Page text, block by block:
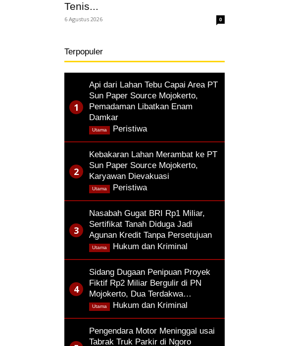
Tenis...
6 Agustus 2026 0
Terpopuler
Api dari Lahan Tebu Capai Area PT
Sun Paper Source Mojokerto,
Pemadaman Libatkan Enam
Damkar
Peristiwa,
Utama
Kebakaran Lahan Merambat ke PT
Sun Paper Source Mojokerto,
Karyawan Dievakuasi
Peristiwa,
Utama
Nasabah Gugat BRI Rp1 Miliar,
Sertifikat Tanah Diduga Jadi
Agunan Kredit Tanpa Persetujuan
Hukum dan Kriminal
Utama
Sidang Dugaan Penipuan Proyek
Fiktif Rp2 Miliar Bergulir di PN
Mojokerto, Dua Terdakwa…
Hukum dan Kriminal
Utama
Pengendara Motor Meninggal usai
Tabrak Truk Parkir di Ngoro